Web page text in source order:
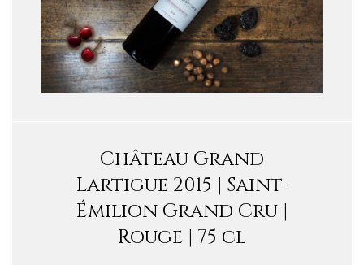
Château Grand
Lartigue 2015 | Saint-
Émilion Grand Cru |
Rouge | 75 cl